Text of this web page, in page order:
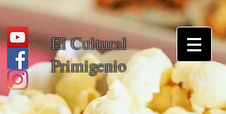
El Cultural
Primigenio